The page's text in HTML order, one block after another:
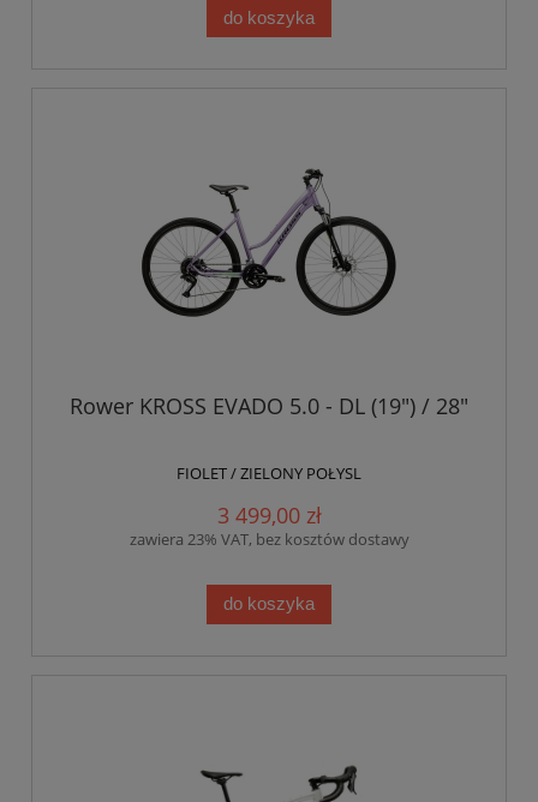
do koszyka
Rower KROSS EVADO 5.0 - DL (19") / 28"
FIOLET / ZIELONY POŁYSL
3 499,00 zł
zawiera 23% VAT, bez kosztów dostawy
do koszyka